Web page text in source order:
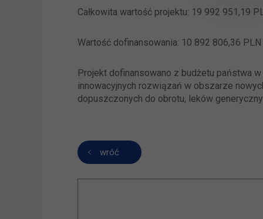
Całkowita wartość projektu: 19 992 951,19
Wartość dofinansowania: 10 892 806,36 PLN
Projekt dofinansowano z budżetu państwa
innowacyjnych rozwiązań w obszarze
dopuszczonych do obrotu, leków
wróć